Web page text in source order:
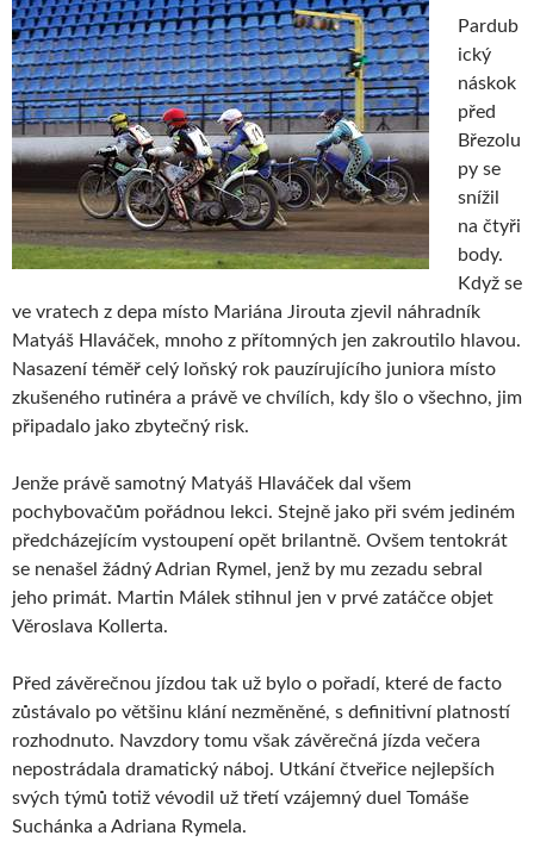
Pardub
ický
náskok
před
Březolu
py se
snížil
na čtyři
body.
Když se
ve vratech z depa místo Mariána Jirouta zjevil náhradník
Matyáš Hlaváček, mnoho z přítomných jen zakroutilo hlavou.
Nasazení téměř celý loňský rok pauzírujícího juniora místo
zkušeného rutinéra a právě ve chvílích, kdy šlo o všechno, jim
připadalo jako zbytečný risk.
Jenže právě samotný Matyáš Hlaváček dal všem
pochybovačům pořádnou lekci. Stejně jako při svém jediném
předcházejícím vystoupení opět brilantně. Ovšem tentokrát
se nenašel žádný Adrian Rymel, jenž by mu zezadu sebral
jeho primát. Martin Málek stihnul jen v prvé zatáčce objet
Věroslava Kollerta.
Před závěrečnou jízdou tak už bylo o pořadí, které de facto
zůstávalo po většinu klání nezměněné, s definitivní platností
rozhodnuto. Navzdory tomu však závěrečná jízda večera
nepostrádala dramatický náboj. Utkání čtveřice nejlepších
svých týmů totiž vévodil už třetí vzájemný duel Tomáše
Suchánka a Adriana Rymela.